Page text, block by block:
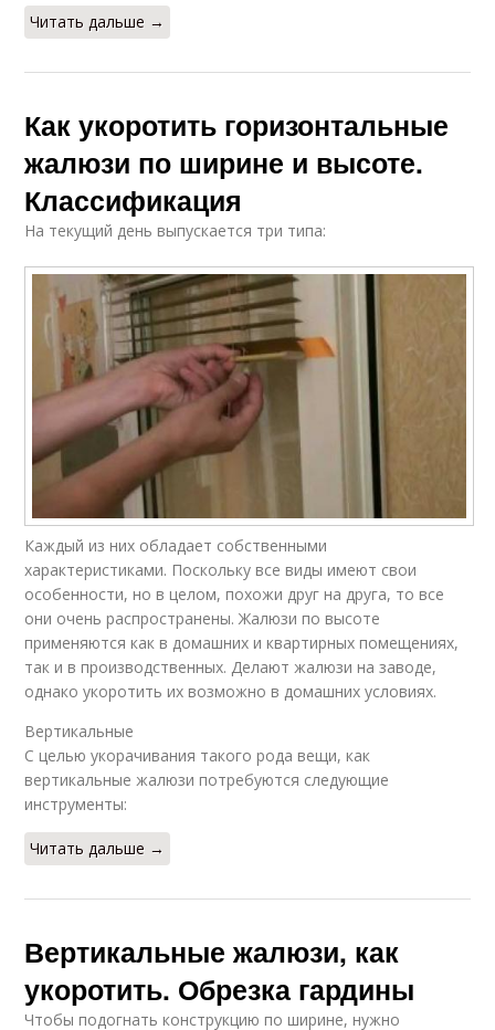
Читать дальше →
Как укоротить горизонтальные
жалюзи по ширине и высоте.
Классификация
На текущий день выпускается три типа:
Каждый из них обладает собственными
характеристиками. Поскольку все виды имеют свои
особенности, но в целом, похожи друг на друга, то все
они очень распространены. Жалюзи по высоте
применяются как в домашних и квартирных помещениях,
так и в производственных. Делают жалюзи на заводе,
однако укоротить их возможно в домашних условиях.
Вертикальные
С целью укорачивания такого рода вещи, как
вертикальные жалюзи потребуются следующие
инструменты:
Читать дальше →
Вертикальные жалюзи, как
укоротить. Обрезка гардины
Чтобы подогнать конструкцию по ширине, нужно